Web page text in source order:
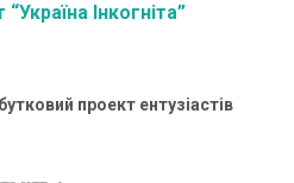
Інкогніта”
проект ентузіастів